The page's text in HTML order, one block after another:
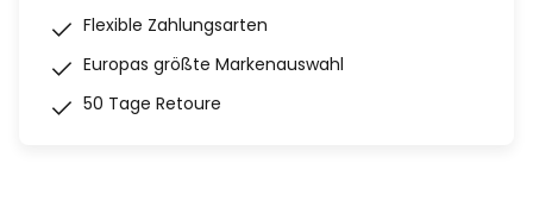
Flexible Zahlungsarten
Europas größte Markenauswahl
50 Tage Retoure